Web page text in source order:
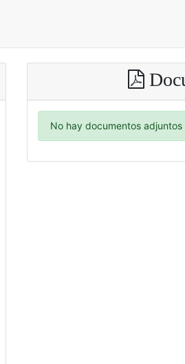
No hay documentos adjuntos